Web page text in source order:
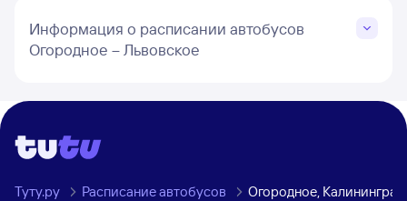
Информация о расписании автобусов
Огородное – Львовское
Туту.ру Расписание автобусов Огородное,